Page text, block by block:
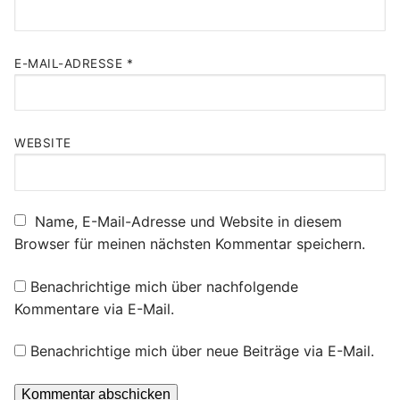
E-MAIL-ADRESSE *
WEBSITE
Name, E-Mail-Adresse und Website in diesem
Browser für meinen nächsten Kommentar speichern.
Benachrichtige mich über nachfolgende
Kommentare via E-Mail.
Benachrichtige mich über neue Beiträge via E-Mail.